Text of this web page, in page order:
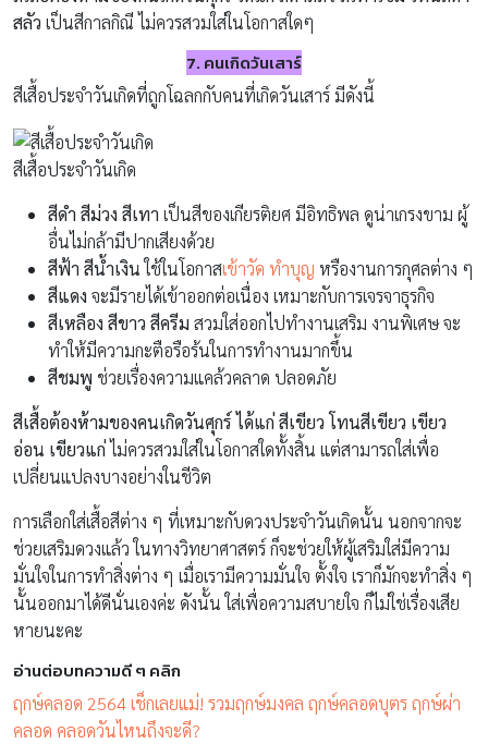
สลัว เป็นสีกาลกิณี ไม่ควรสวมใส่ในโอกาสใดๆ
7. คนเกิดวันเสาร์
สีเสื้อประจำวันเกิดที่ถูกโฉลกกับคนที่เกิดวันเสาร์ มีดังนี้
สีเสื้อประจำวันเกิด
สีดำ สีม่วง สีเทา เป็นสีของเกียรติยศ มีอิทธิพล ดูน่าเกรงขาม ผู้
อื่นไม่กล้ามีปากเสียงด้วย
สีฟ้า สีน้ำเงินใช้ในโอกาสเข้าวัด ทำบุญ หรืองานการกุศลต่าง ๆ
สีแดง จะมีรายได้เข้าออกต่อเนื่อง เหมาะกับการเจรจาธุรกิจ
สีเหลือง สีขาว สีครีม สวมใส่ออกไปทำงานเสริม งานพิเศษ จะ
ทำให้มีความกะตือรือร้นในการทำงานมากขึ้น
สีชมพู ช่วยเรื่องความแคล้วคลาด ปลอดภัย
สีเสื้อต้องห้ามของคนเกิดวันศุกร์ ได้แก่ สีเขียว โทนสีเขียว เขียว
อ่อน เขียวแก่ไม่ควรสวมใส่ในโอกาสใดทั้งสิ้น แต่สามารถใส่เพื่อ
เปลี่ยนแปลงบางอย่างในชีวิต
การเลือกใส่เสื้อสีต่าง ๆ ที่เหมาะกับดวงประจำวันเกิดนั้น นอกจากจะ
ช่วยเสริมดวงแล้ว ในทางวิทยาศาสตร์ ก็จะช่วยให้ผู้เสริมใส่มีความ
มั่นใจในการทำสิ่งต่าง ๆ เมื่อเรามีความมั่นใจ ตั้งใจ เราก็มักจะทำสิ่ง ๆ
นั้นออกมาได้ดีนั่นเองค่ะ ดังนั้น ใส่เพื่อความสบายใจ ก็ไม่ใช่เรื่องเสีย
หายนะคะ
อ่านต่อบทความดี ๆ คลิก
ฤกษ์คลอด 2564 เช็กเลยแม่! รวมฤกษ์มงคล ฤกษ์คลอดบุตร ฤกษ์ผ่า
คลอด คลอดวันไหนถึงจะดี?